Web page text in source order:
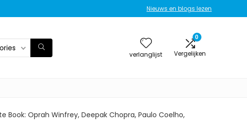
Nieuws en blogs lezen
verlanglijst
0
Vergelijken
Book: Oprah Winfrey, Deepak Chopra, Paulo Coelho,